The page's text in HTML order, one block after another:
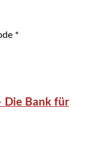
*
Die Bank für